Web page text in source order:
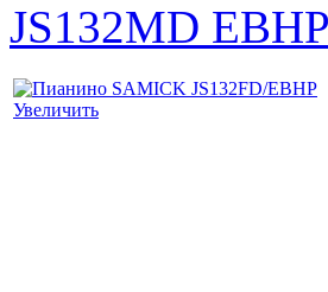
JS132MD EBHP
Увеличить